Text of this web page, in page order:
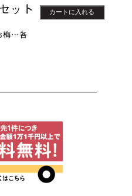
ット
梅…各
カートに入れる